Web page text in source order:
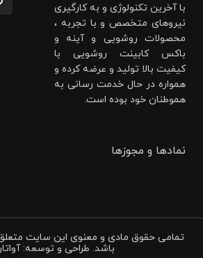
با آخرین تکنولوژی و به کارگیری
نیروهای متخصص و با تجربه ،
محصولات روشویی و آینه و
باکس کابینت روشویی با
کیفیت بالا تولید و عرضه کرده و
همواره در حال خدمت رسانی به
هموطنان خود بوده است.
نمادها و مجوزها
تمامی حقوق مادی و معنوی این سایت متعلق
باشد. طراحی و توسعه: